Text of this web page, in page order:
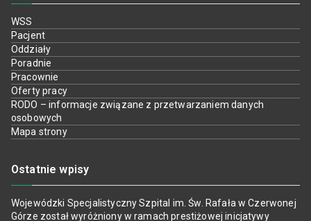
WSS
Pacjent
Oddziały
Poradnie
Pracownie
Oferty pracy
RODO – informacje związane z przetwarzaniem danych
osobowych
Mapa strony
Ostatnie wpisy
Wojewódzki Specjalistyczny Szpital im. Św. Rafała w Czerwonej
Górze został wyróżniony w ramach prestiżowej inicjatywy